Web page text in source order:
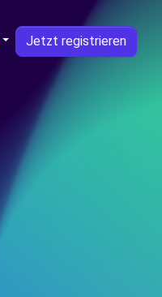
Jetzt registrieren